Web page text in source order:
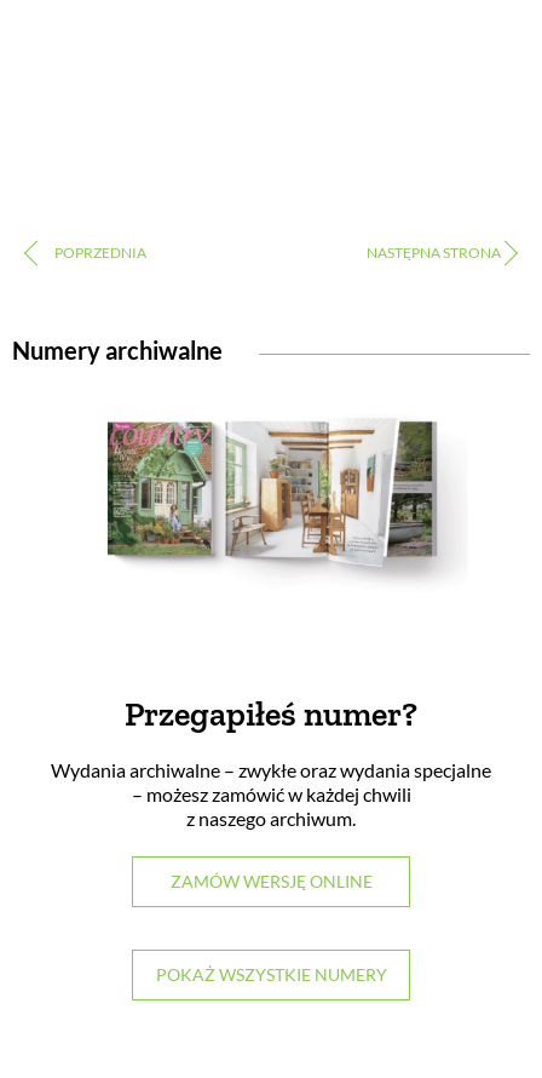
Numery archiwalne
Przegapiłeś numer?
Wydania archiwalne – zwykłe oraz wydania specjalne
– możesz zamówić w każdej chwili
z naszego archiwum.
ZAMÓW WERSJĘ ONLINE
POKAŻ WSZYSTKIE NUMERY